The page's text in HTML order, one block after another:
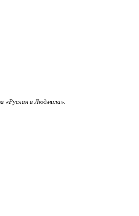
«Руслан и Людмила».